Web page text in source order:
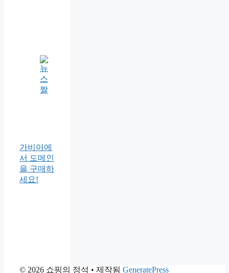
가비아에
서 도메인
을 구매하
세요!
© 2026 쇼핑의 정석 • 제작됨 GeneratePress